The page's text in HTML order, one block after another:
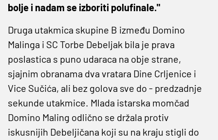
bolje i nadam se izboriti polufinale."
Druga utakmica skupine B između Domino
Malinga i SC Torbe Debeljak bila je prava
poslastica s puno udaraca na obje strane,
sjajnim obranama dva vratara Dine Crljenice i
Vice Sučića, ali bez golova sve do - predzadnje
sekunde utakmice. Mlada istarska momčad
Domino Maling odlično se držala protiv
iskusnijih Debeljičana koji su na kraju stigli do